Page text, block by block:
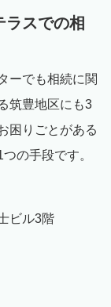
ラスでの相
ーでも相続に関
筑豊地区にも3
困りごとがある
の手段です。
ビル3階